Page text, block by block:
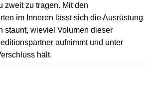
zweit zu tragen. Mit den
im Inneren lässt sich die Ausrüstung
staunt, wieviel Volumen dieser
aufnimmt und unter
hält.